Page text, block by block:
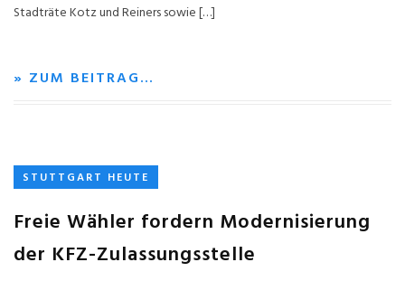
Stadträte Kotz und Reiners sowie […]
» ZUM BEITRAG…
STUTTGART HEUTE
Freie Wähler fordern Modernisierung
der KFZ-Zulassungsstelle